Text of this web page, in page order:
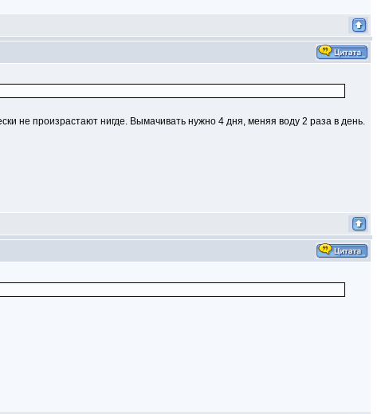
не произрастают нигде. Вымачивать нужно 4 дня, меняя воду 2 раза в день.